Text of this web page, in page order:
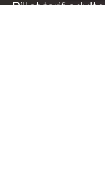
Billet tarif adulte